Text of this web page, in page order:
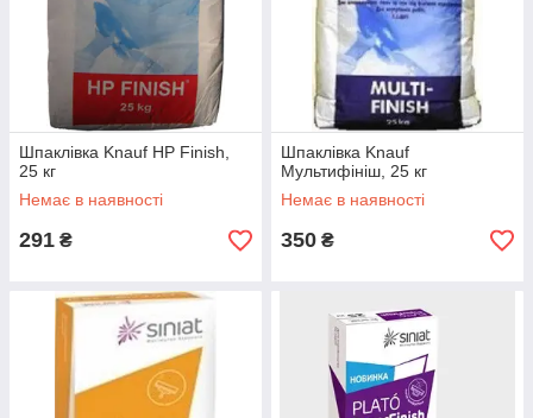
Шпаклівка Knauf HP Finish,
25 кг
Немає в наявності
291 ₴
Шпаклівка Knauf
Мультифініш, 25 кг
Немає в наявності
350 ₴